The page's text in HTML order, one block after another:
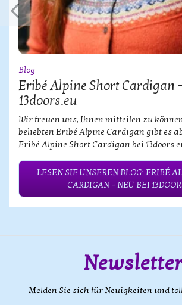
Blog
Eribé Alpine Short Cardigan
13doors.eu
Wir freuen uns, Ihnen mitteilen zu
beliebten Eribé Alpine Cardigan gibt es
Eribé Alpine Short Cardigan bei
LESEN SIE UNSEREN BLOG: ERIBÉ
CARDIGAN – NEU BEI
Melden Sie sich für Neuigkeiten und